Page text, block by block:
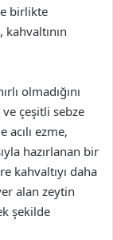
birlikte
olmadığını
çeşitli sebze
ezme,
hazırlanan bir
kahvaltıyı daha
alan zeytin
şekilde